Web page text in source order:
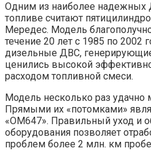
Одним из наиболее надежных
топливе считают
Мередес. Модель
течение 20 лет с 1985 по
дизельные ДВС,
ценились высокой
расходом топливной смеси.
Модель несколько раз удачно
Прямыми их «потомками»
«OM647». Правильный уход и
оборудования позволяет
проблем более 2 млн. км